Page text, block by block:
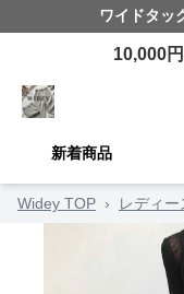
ワイドタッ
10,000
新着商品
Widey TOP › レディ